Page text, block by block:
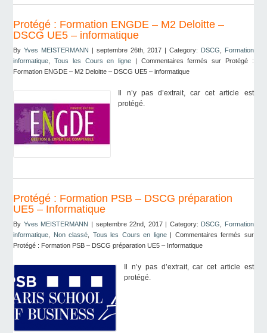
Protégé : Formation ENGDE – M2 Deloitte –
DSCG UE5 – informatique
ByYves MEISTERMANN | septembre 26th, 2017 | Category: DSCG
Formation
informatique ,Tous les Cours en ligne | Commentaires fermés
sur Protégé :
Formation ENGDE – M2 Deloitte – DSCG UE5 – informatique
Il n’y pas d’extrait, car cet article est
protégé.
Protégé : Formation PSB – DSCG préparation
UE5 – Informatique
By Yves MEISTERMANN | septembre 22nd, 2017 | Category: DSCG
Formation
informatique
Non classé Tous les Cours en ligne| Commentaires fermés sur
Protégé : Formation PSB – DSCG préparation UE5 – Informatique
Il n’y pas d’extrait, car cet article est
protégé.